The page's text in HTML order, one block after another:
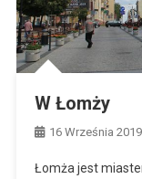
W Łomży
16 Września 2019
Łomża jest